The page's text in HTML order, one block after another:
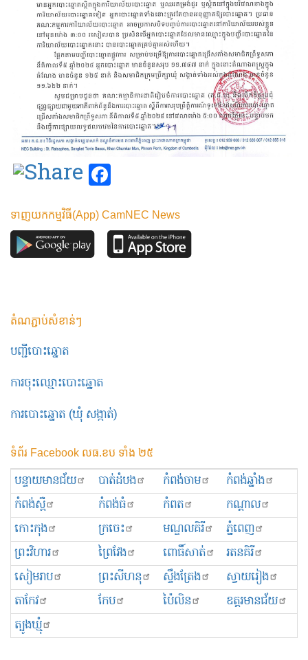
ទាញយកកម្មវិធី(App) CamNEC News
តំណភ្ជាប់សំខាន់ៗ
បញ្ជីបោះឆ្នោត
ការចុះឈ្មោះបោះឆ្នោត
ការបោះឆ្នោត (ឃុំ សង្កាត់)
ទំព័រ Facebook លធ.ខប ទាំង ២៥
បន្ទាយមានជ័យ បាត់ដំបង កំពង់ចាម
កំពង់ឆ្នាំង
កំពង់ស្ពឺ
កំពង់ធំ កំពត
កណ្ដាល
កោះកុង
ក្រចេះ មណ្ឌលគិរី
ភ្នំពេញ
ព្រះ​វិហារ
ព្រៃវែង ពោធិ៍សាត់
រតនគិរី
សៀមរាប
ព្រះសីហនុ ស្ទឹងត្រែង
ស្វាយរៀង
តាកែវ
កែប ប៉ៃលិន
ឧត្ដរមានជ័យ
ត្បូងឃ្មុំ